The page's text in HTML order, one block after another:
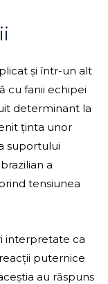
și într-un alt
cu fanii echipei
determinant la
ținta unor
suportului
a
tensiunea
interpretate ca
puternice
au răspuns